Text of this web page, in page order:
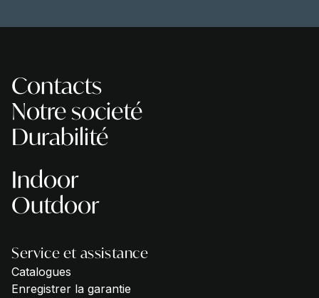
Contacts
Notre societé
Durabilité
Indoor
Outdoor
Service et assistance
Catalogues
Enregistrer la garantie